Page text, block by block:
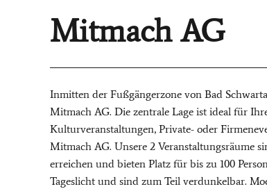
Mitmach AG
Inmitten der Fußgängerzone von Bad
Mitmach AG. Die zentrale Lage ist ideal für
Kulturveranstaltungen, Private- oder
Mitmach AG. Unsere 2 Veranstaltungsräume
erreichen und bieten Platz für bis zu 100
Tageslicht und sind zum Teil verdunkelbar.